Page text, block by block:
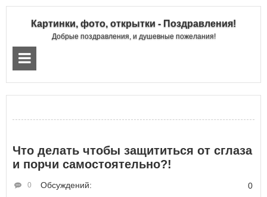
Картинки, фото, открытки - Поздравления!
Добрые поздравления, и душевные пожелания!
Что делать чтобы защититься от сглаза
и порчи самостоятельно?!
Обсуждений:
0 0